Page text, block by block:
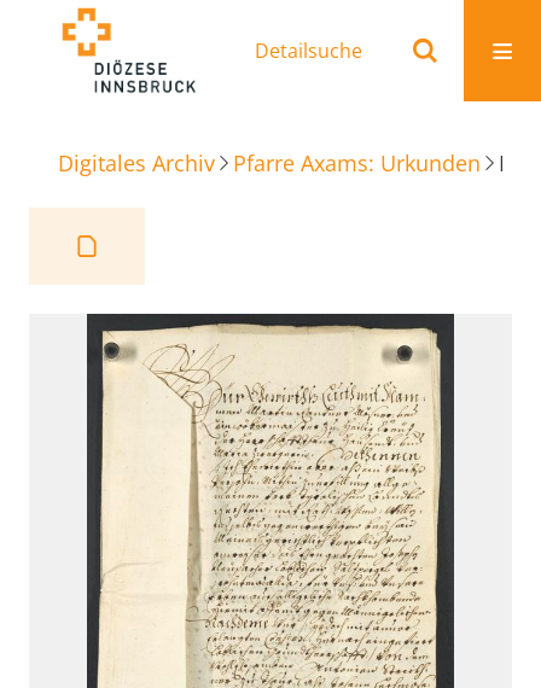
Detailsuche
Digitales Archiv Pfarre Axams: Urkunden